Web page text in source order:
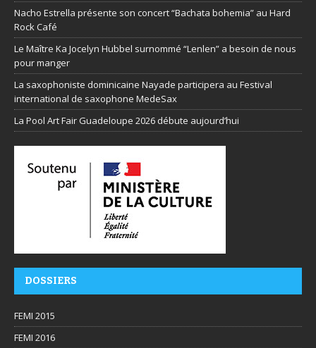
Nacho Estrella présente son concert “Bachata bohemia” au Hard
Rock Café
Le Maître Ka Jocelyn Hubbel surnommé “Lenlen” a besoin de nous
pour manger
La saxophoniste dominicaine Nayade participera au Festival
international de saxophone MedeSax
La Pool Art Fair Guadeloupe 2026 débute aujourd’hui
DOSSIERS
FEMI 2015
FEMI 2016